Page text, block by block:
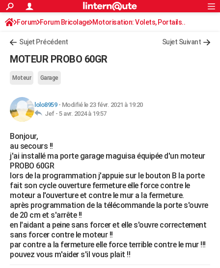
ACTUALITÉS
Politique
Société
Faits Divers
Education
Monde
Villes
+
Essais
Réserver un essai
Citadines
Berlines
SUV
Forum auto
+HIGH-TECH
BRICOLAGE
Forum
Aménagement intérieur
Extérieur
Cuisine
Salle de bains
Jardinage
Rangement
WEEK-END
Guides de France
Escapades
Patrimoine
Expositions
Musées
Week-end nature
+LIFESTYLE
Art de vivre
Bien-être
Loisirs
Mode
Modes de vie
SANTE
Alimentation
Guide de la santé
Maladies
Médicaments
Sommeil
VOYAGE
Destinations
City break
Voyage nature
Voyage de noces
PHOTO
GUIDES D'ACHAT
Rechercher
S'inscrire
Connexion
Forum Forum Bricolage Motorisation: Volets, Portails..
Sujet Précédent Sujet Suivant
MOTEUR PROBO 60GR
Moteur Garage
lolo8959- Modifié le 23 févr. 2021 à 19:20
Jef - 5 avr. 2024 à 19:57
Bonjour,
au secours !!
j'ai installé ma porte garage maguisa équipée d'un moteur
PROBO 60GR
lors de la programmation j'appuie sur le bouton B la porte
fait son cycle ouverture fermeture elle force contre le
moteur a l'ouverture et contre le mur a la fermeture.
après programmation de la télécommande la porte s'ouvre
de 20 cm et s'arrête !!
en l'aidant a peine sans forcer et elle s'ouvre correctement
sans forcer contre le moteur !!
par contre a la fermeture elle force terrible contre le mur !!!
pouvez vous m'aider s'il vous plait !!